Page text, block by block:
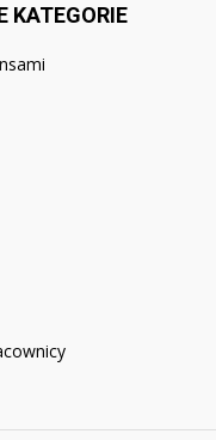
KATEGORIE